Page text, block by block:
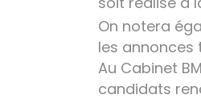
On notera
les annonces
Au Cabinet
candidats